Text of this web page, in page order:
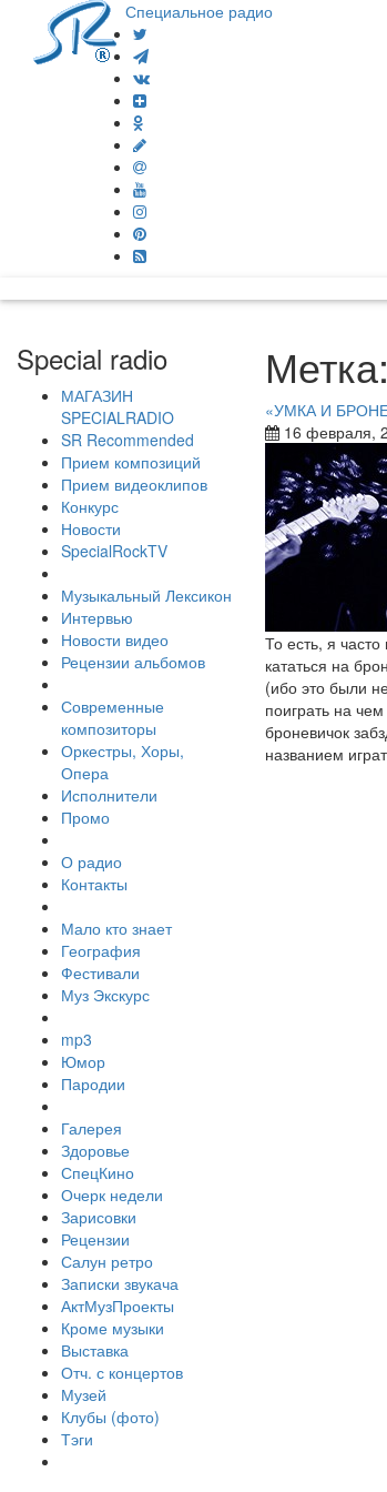
Специальное радио
Special radio
МАГАЗИН
SPECIALRADIO
SR Recommended
Прием композиций
Прием видеоклипов
Конкурс
Новости
SpecialRockTV
Музыкальный Лексикон
Интервью
Новости видео
Рецензии альбомов
Современные
композиторы
Оркестры, Хоры,
Опера
Исполнители
Промо
О радио
Контакты
Мало кто знает
География
Фестивали
Муз Экскурс
mp3
Юмор
Пародии
Галерея
Здоровье
СпецКино
Очерк недели
Зарисовки
Рецензии
Салун ретро
Записки звукача
АктМузПроекты
Кроме музыки
Выставка
Отч. с концертов
Музей
Клубы (фото)
Тэги
Метка:
«УМКА И
16 февраля,
То есть, я
кататься на
(ибо это были
поиграть на
броневичок
названием